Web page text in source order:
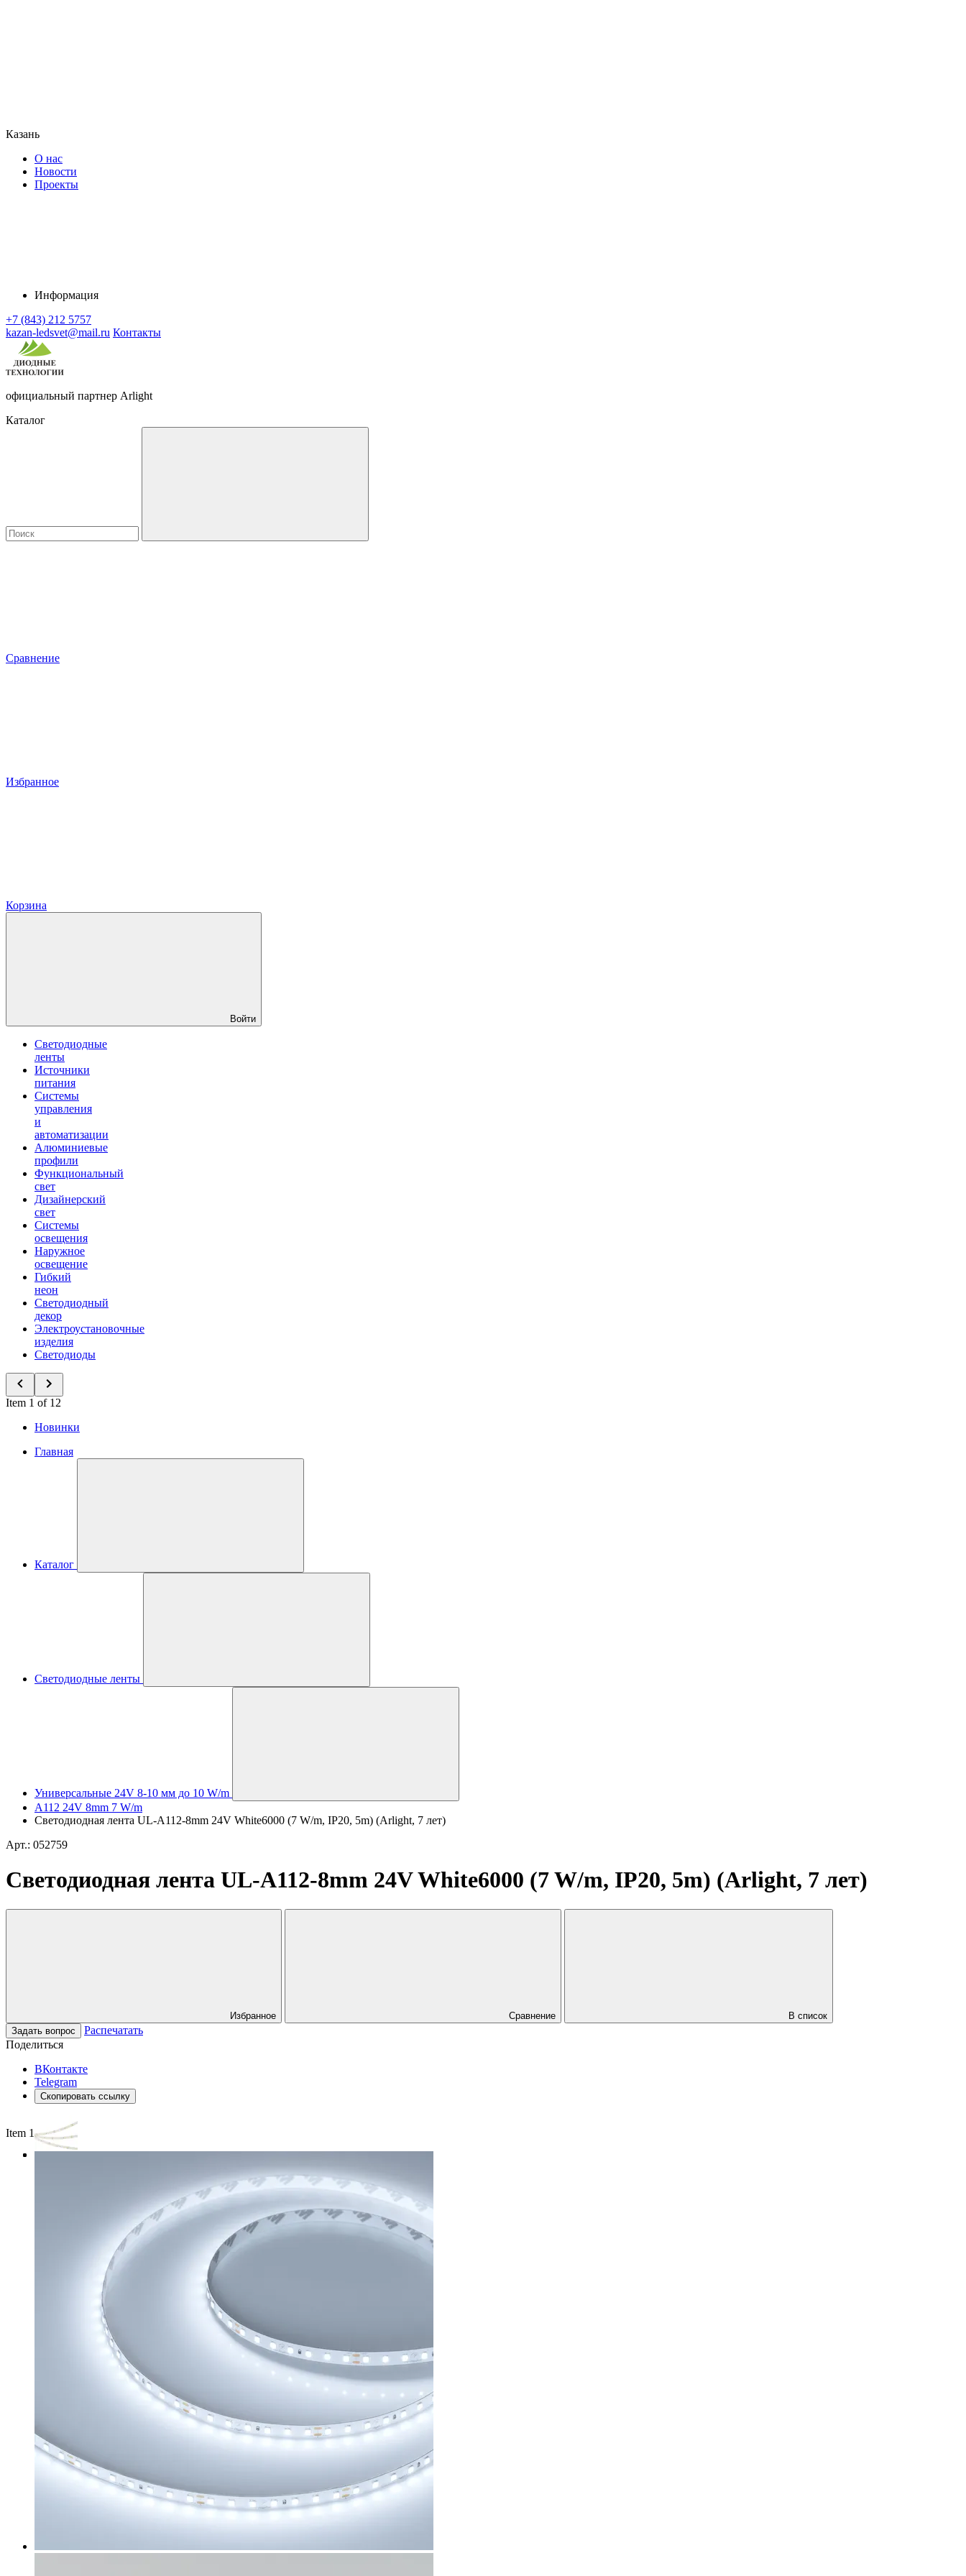
Казань
О нас
Новости
Проекты
Информация
+7 (843) 212 5757
kazan-ledsvet@mail.ru Контакты
официальный партнер Arlight
Каталог
Сравнение
Избранное
Корзина
Войти
Светодиодные
ленты
Источники
питания
Системы
управления
и
автоматизации
Алюминиевые
профили
Функциональный
свет
Дизайнерский
свет
Системы
освещения
Наружное
освещение
Гибкий
неон
Светодиодный
декор
Электроустановочные
изделия
Светодиоды
Item 1 of 12
Новинки
Главная
Каталог
Светодиодные ленты
Универсальные 24V 8-10 мм до 10 W/m
A112 24V 8mm 7 W/m
Светодиодная лента UL-A112-8mm 24V White6000 (7 W/m, IP20, 5m) (Arlight, 7 лет)
Арт.: 052759
Светодиодная лента UL-A112-8mm 24V White6000 (7 W/m, IP20, 5m) (Arlight, 7 лет)
Избранное Сравнение
В список
Задать вопрос
Распечатать
Поделиться
ВКонтакте
Telegram
Скопировать ссылку
Item 1 of 3